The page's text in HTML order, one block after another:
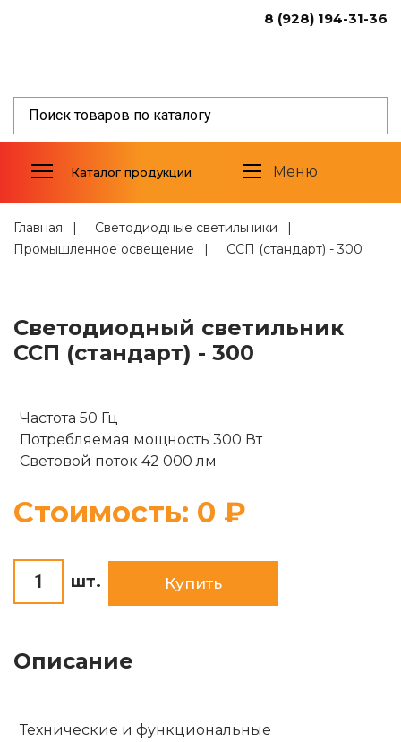
8 (928) 194-31-36
Каталог продукции Меню
Уличное освещение
Промышленное освещение
Светодиодные прожекторы
Фитосветильники
Светильники спец.назначения
Алюминиевый профиль
Стабилизированные источники
тока
Комплектующие
Солнечные батареи
Главная
Светодиодные светильники
Промышленное освещение
ССП (стандарт) - 300
Светодиодный светильник
ССП (стандарт) - 300
Частота 50 Гц
Потребляемая мощность 300 Вт
Световой поток 42 000 лм
Стоимость: 0 ₽
шт. Купить
Описание
Технические и функциональные